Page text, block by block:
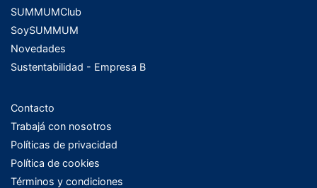
SUMMUMClub
SoySUMMUM
Novedades
Sustentabilidad - Empresa B
Contacto
Trabajá con nosotros
Políticas de privacidad
Política de cookies
Términos y condiciones